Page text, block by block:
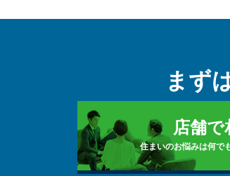
まず
店舗で
住まいのお悩みは何で